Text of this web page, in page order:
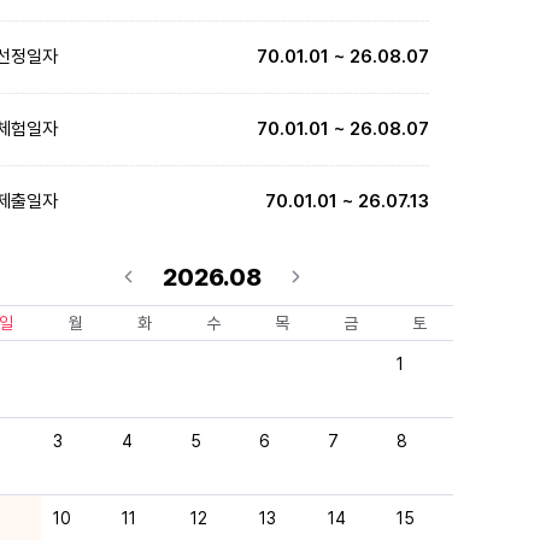
정일자 70.01.01 ~ 26.08.07
험일자 70.01.01 ~ 26.08.07
출일자 70.01.01 ~ 26.07.13
2026.08
일 월 화 수 목 금 토
1
3 4 5 6 7 8
10 11 12 13 14 15